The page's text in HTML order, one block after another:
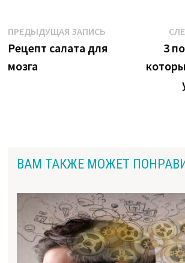
Навигация
по
ПРЕДЫДУЩАЯ ЗАПИСЬПредыдущая
запись:
Рецепт салата для
мозга
3
ВАМ ТАКЖЕ МОЖЕТ